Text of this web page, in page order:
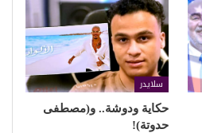
سلايدر
حكاية ودوشة.. و(مصطفى
حدوتة)!